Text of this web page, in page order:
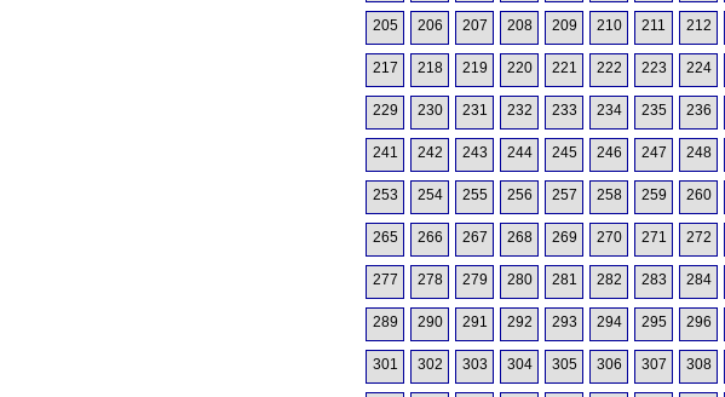
205 206 207 208 209 210 211 212
217 218 219 220 221 222 223 224
229 230 231 232 233 234 235 236
241 242 243 244 245 246 247 248
253 254 255 256 257 258 259 260
265 266 267 268 269 270 271 272
277 278 279 280 281 282 283 284
289 290 291 292 293 294 295 296
301 302 303 304 305 306 307 308